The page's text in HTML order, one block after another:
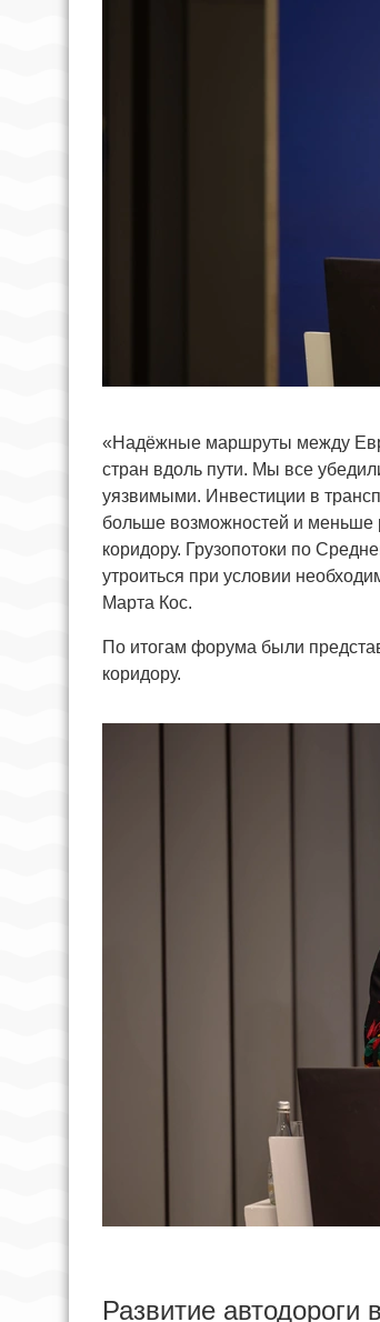
«Надёжные маршруты между
стран вдоль пути. Мы все
уязвимыми. Инвестиции в
больше возможностей и меньше
коридору. Грузопотоки по
утроиться при условии
Марта Кос.
По итогам форума были
коридору.
Развитие автодороги